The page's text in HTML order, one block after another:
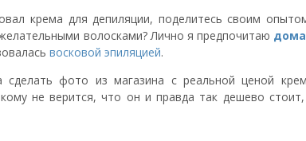
крема для депиляции, поделитесь своим
волосками? Лично я предпочитаю
восковой эпиляцией.
фото из магазина с реальной ценой
не верится, что он и правда так дешево